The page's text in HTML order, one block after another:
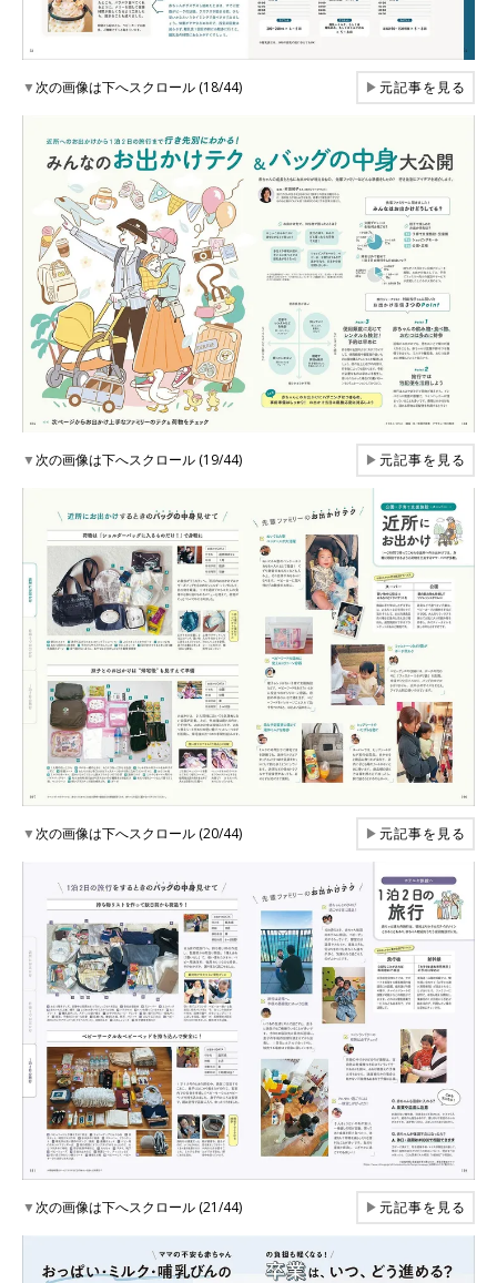
▼次の画像は下へスクロール (18/44) ▶元記事を見る
▼次の画像は下へスクロール (19/44) ▶元記事を見る
▼次の画像は下へスクロール (20/44) ▶元記事を見る
▼次の画像は下へスクロール (21/44) ▶元記事を見る